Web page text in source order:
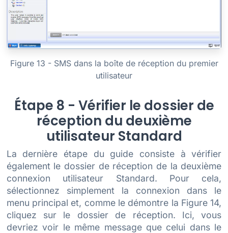
Figure 13 - SMS dans la boîte de réception du premier
utilisateur
Étape 8 - Vérifier le dossier de
réception du deuxième
utilisateur Standard
La dernière étape du guide consiste à vérifier
également le dossier de réception de la deuxième
connexion utilisateur Standard. Pour cela,
sélectionnez simplement la connexion dans le
menu principal et, comme le démontre la Figure 14,
cliquez sur le dossier de réception. Ici, vous
devriez voir le même message que celui dans le